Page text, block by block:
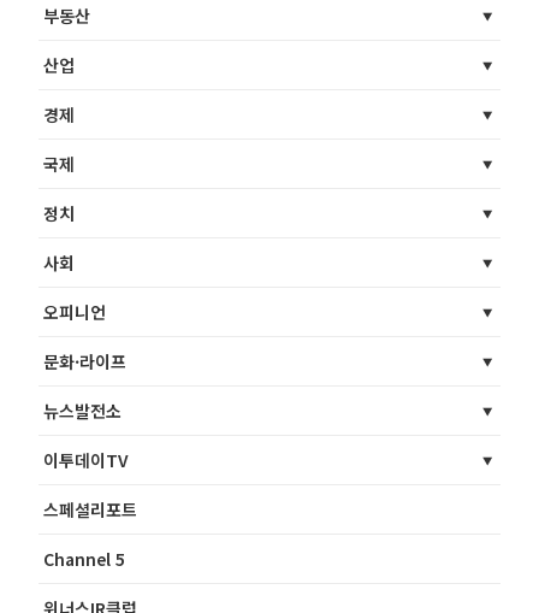
부동산
산업
경제
국제
정치
사회
오피니언
문화·라이프
뉴스발전소
이투데이TV
스페셜리포트
Channel 5